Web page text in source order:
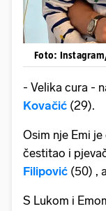
Foto:
- Velika cura -
Kovačić (29).
Osim nje Emi
čestitao i
Filipović (50) ,
S Lukom i